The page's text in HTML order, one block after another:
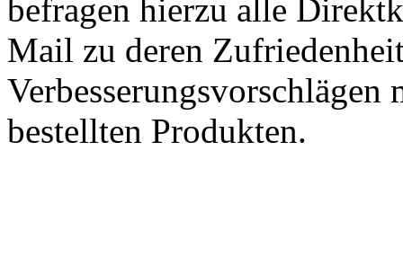
befragen hierzu alle
Mail zu deren
bestellten Produkten.